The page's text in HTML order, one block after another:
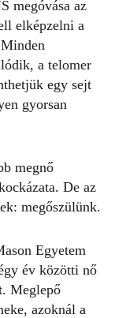
megóvása az
elképzelni a
a telomer
egy sejt
gyorsan
megnő
De az
megőszülünk.
Egyetem
év közötti nő
Meglepő
, azoknál a